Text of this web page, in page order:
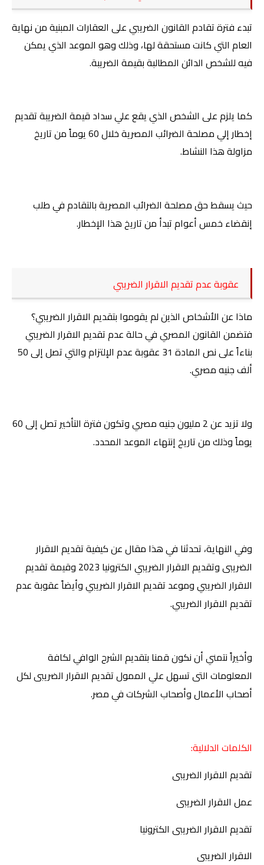
تبدء فترة تقادم القانون الضريبي على العقارات المبنية من نهاية
العام التي كانت مستحقة لها، وذلك وهو الموعد الذي يمكن
فيه للشخص الدائن المطالبة بقيمة الضريبة.
كما يلزم على الشخص الذي يقع علي سداد قيمة الضريبة تقديم
إخطار إلي مصلحة الضرائب المصرية خلال 60 يوماً من تاريخ
مزاولة هذا النشاط.
حيث يسقط حق مصلحة الضرائب المصرية بالتقادم في طلب
إنقضاء خمس أعوام تبدأ من تاريخ هذا الإخطار.
عقوبة عدم تقديم الاقرار الضريبي
ماذا عن الأشخاص الذين لم يقوموا بتقديم الاقرار الضريبي؟
فتضمن القانون المصري في حالة عدم تقديم الاقرار الضريبي
بناءاً على نص المادة 31 عقوبة عدم الإلتزام والتي تصل إلى 50
ألف جنيه مصري.
ولا تزيد عن 2 مليون جنيه مصري وتكون فترة التأخير تصل إلى 60
يوماً وذلك من تاريخ إنتهاء الموعد المحدد.
وفي النهاية، تحدثنا في هذا مقال عن كيفية تقديم الاقرار
الضريبى وتقديم الاقرار الضريبي الكترونيا 2023 و
قيمة تقديم
الاقرار الضريبي وموعد تقديم الاقرار الضريبي وأيضاًعقوبة عدم
تقديم الاقرار الضريبي.
وأخيراً نتمني أن نكون قمنا بتقديم الشرح الوافي لكافة
المعلومات التى تسهل علي الممول تقديم الاقرار الضريبى لكل
أصحاب الأعمال وأصحاب الشركات في مصر.
الكلمات الدلالية:
تقديم الاقرار الضريبى
عمل الاقرار الضريبى
تقديم الاقرار الضريبى الكترونيا
الاقرار الضريبى